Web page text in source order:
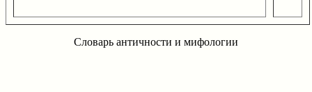
Словарь античности и мифологии